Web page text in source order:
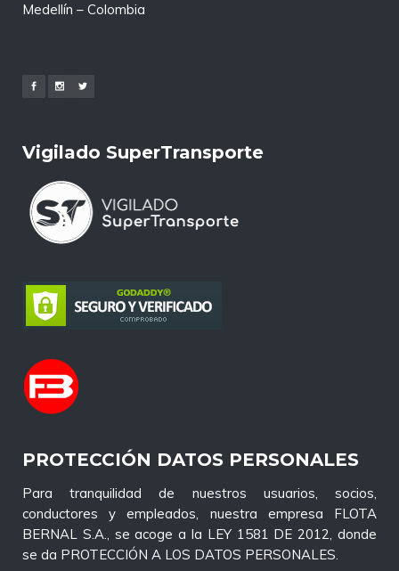
Medellín – Colombia
Vigilado SuperTransporte
PROTECCIÓN DATOS PERSONALES
Para tranquilidad de nuestros usuarios, socios,
conductores y empleados, nuestra empresa FLOTA
BERNAL S.A., se acoge a la LEY 1581 DE 2012, donde
se da PROTECCIÓN A LOS DATOS PERSONALES.